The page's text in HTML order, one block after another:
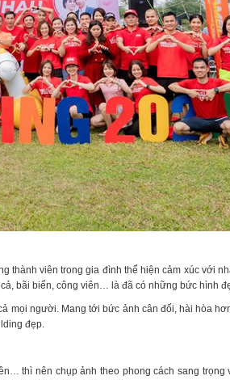
thành viên trong gia đình thể hiện cảm xúc với
bãi biển, công viên… là đã có những bức hình
mọi người. Mang tới bức ảnh cân đối, hài hòa
đẹp.
thì nên chụp ảnh theo phong cách sang trọng